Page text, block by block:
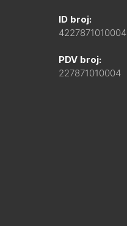
ID broj:
4227871010004
PDV broj:
227871010004